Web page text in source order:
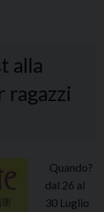
alla
ragazzi
Quando?
dal 26 al
30 Luglio